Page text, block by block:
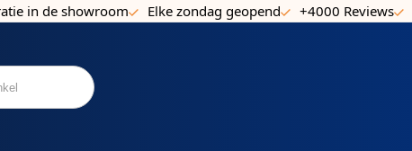
in de showroom Elke zondag geopend +4000 Reviews